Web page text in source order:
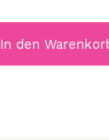
In den